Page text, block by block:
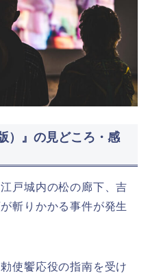
）』の見どころ・感
戸城内の松の廊下、吉
斬りかかる事件が発生
使饗応役の指南を受け